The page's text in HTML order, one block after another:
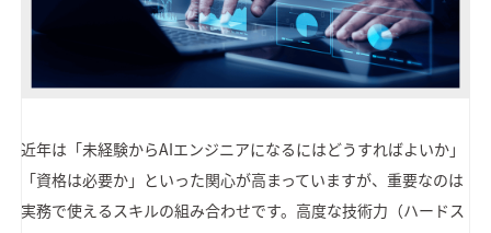
近年は「未経験からAIエンジニアになるにはどうすればよいか」
「資格は必要か」といった関心が高まっていますが、重要なのは
実務で使えるスキルの組み合わせです。高度な技術力（ハードス